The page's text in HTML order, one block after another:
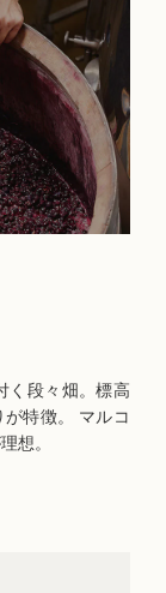
く段々畑。標高
特徴。 マルコ
想。